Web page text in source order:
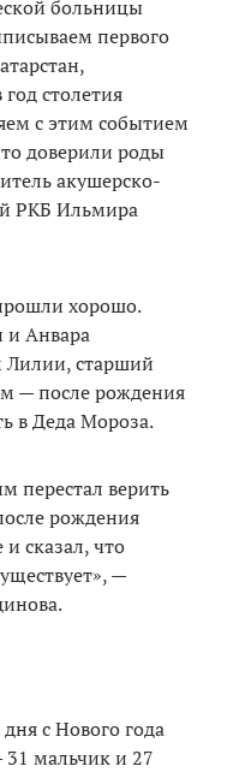
больницы
первого
столетия
с этим событием
доверили роды
акушерско-
РКБ Ильмира
хорошо.
и Анвара
Лилии, старший
— после рождения
в Деда Мороза.
перестал верить
рождения
сказал, что
—
с Нового года
31 мальчик и 27